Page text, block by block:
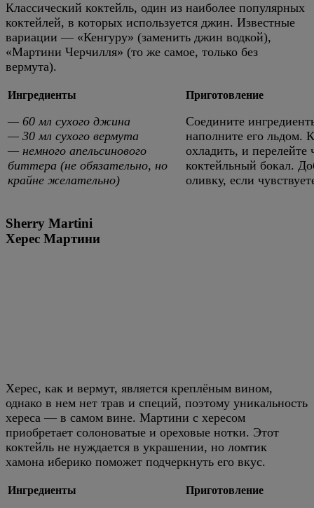
Классический коктейль, один из наиболее популярных
коктейлей, в которых используется джин. Известные
вариации — «Кенгуру» (заменить джин водкой),
«Мартини Черчилля» (то же самое, только без
вермута).
Ингредиенты
— 60 мл сухого джина
— 30 мл сухого вермута
— немного апельсинового
биттера (не обязательно, но
крайне желательно)
Приготовление
Соедините
наполните его льдом.
охладить, и
коктейльный бокал.
оливку, если
Sherry Martini
Херес Мартини
Херес, как и вермут, является креплёным вином,
однако в нем нет трав и специй, поэтому уникальность
хереса — в самом вине. Мартини с хересом
приобретает солоноватые и ореховые нотки. Этот
коктейль не нуждается в украшении, но ломтик
хамона иберико поможет подчеркнуть его вкус.
Ингредиенты Приготовление